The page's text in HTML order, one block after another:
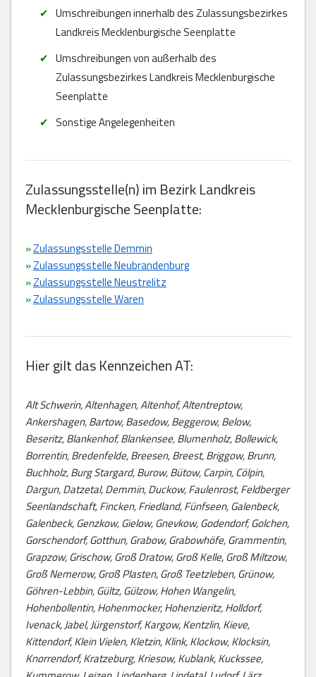
Umschreibungen innerhalb des Zulassungsbezirkes
Landkreis Mecklenburgische Seenplatte
Umschreibungen von außerhalb des
Zulassungsbezirkes Landkreis Mecklenburgische
Seenplatte
Sonstige Angelegenheiten
Zulassungsstelle(n) im Bezirk Landkreis
Mecklenburgische Seenplatte:
»Zulassungsstelle Demmin
»Zulassungsstelle Neubrandenburg
»Zulassungsstelle Neustrelitz
»Zulassungsstelle Waren
Hier gilt das Kennzeichen AT:
Alt Schwerin, Altenhagen, Altenhof, Altentreptow,
Ankershagen, Bartow, Basedow, Beggerow, Below,
Beseritz, Blankenhof, Blankensee, Blumenholz, Bollewick,
Borrentin, Bredenfelde, Breesen, Breest, Briggow, Brunn,
Buchholz, Burg Stargard, Burow, Bütow, Carpin, Cölpin,
Dargun, Datzetal, Demmin, Duckow, Faulenrost, Feldberger
Seenlandschaft, Fincken, Friedland, Fünfseen, Galenbeck,
Galenbeck, Genzkow, Gielow, Gnevkow, Godendorf, Golchen,
Gorschendorf, Gotthun, Grabow, Grabowhöfe, Grammentin,
Grapzow, Grischow, Groß Dratow, Groß Kelle, Groß Miltzow,
Groß Nemerow, Groß Plasten, Groß Teetzleben, Grünow,
Göhren-Lebbin, Gültz, Gülzow, Hohen Wangelin,
Hohenbollentin, Hohenmocker, Hohenzieritz, Holldorf,
Ivenack, Jabel, Jürgenstorf, Kargow, Kentzlin, Kieve,
Kittendorf, Klein Vielen, Kletzin, Klink, Klockow, Klocksin,
Knorrendorf, Kratzeburg, Kriesow, Kublank, Kuckssee,